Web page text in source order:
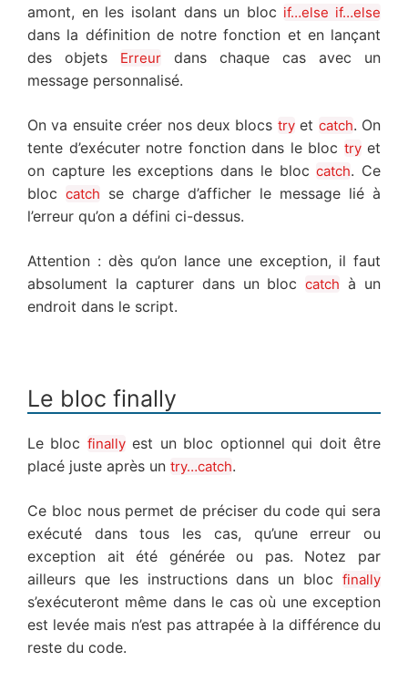
amont, en les isolant dans un bloc if…else if…else
dans la définition de notre fonction et en lançant
des objets Erreur dans chaque cas avec un
message personnalisé.
On va ensuite créer nos deux blocs tryet catch. On
tente d’exécuter notre fonction dans le bloc tryet
on capture les exceptions dans le bloccatch. Ce
bloc catch se charge d’afficher le message lié à
l’erreur qu’on a défini ci-dessus.
Attention : dès qu’on lance une exception, il faut
absolument la capturer dans un bloccatch à un
endroit dans le script.
Le bloc finally
Le bloc finallyest un bloc optionnel qui doit être
placé juste après un try…catch.
Ce bloc nous permet de préciser du code qui sera
exécuté dans tous les cas, qu’une erreur ou
exception ait été générée ou pas. Notez par
ailleurs que les instructions dans un bloc finally
s’exécuteront même dans le cas où une exception
est levée mais n’est pas attrapée à la différence du
reste du code.